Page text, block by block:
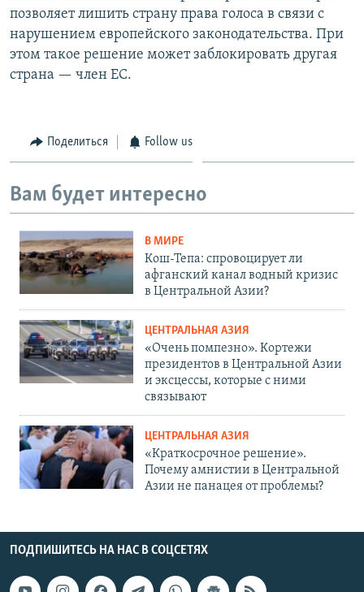
позволяет лишить страну права голоса в связи с
нарушением европейского законодательства. При
этом такое решение может заблокировать другая
страна — член ЕС.
Поделиться Follow us
Вам будет интересно
В МИРЕ
Кош-Тепа: спровоцирует ли
афганский канал водный кризис
в Центральной Азии?
ЦЕНТРАЛЬНАЯ АЗИЯ
«Очень помпезно». Кортежи
президентов в Центральной Азии
и эксцессы, которые с ними
связывают
ЦЕНТРАЛЬНАЯ АЗИЯ
«Краткосрочное решение».
Почему амнистии в Центральной
Азии не панацея от проблемы?
ПОДПИШИТЕСЬ НА НАС В СОЦСЕТЯХ